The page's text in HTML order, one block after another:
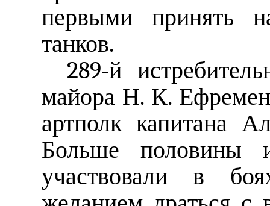
первыми принять
танков.
289-й
майора Н. К.
артполк капитана
Больше половины
участвовали в